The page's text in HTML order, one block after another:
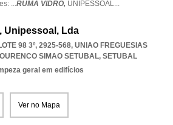
...RUMA VIDRO, UNIPESSOAL...
Unipessoal, Lda
98 3º, 2925-568, UNIAO FREGUESIAS
SIMAO SETUBAL, SETUBAL
geral em edifícios
Ver no Mapa